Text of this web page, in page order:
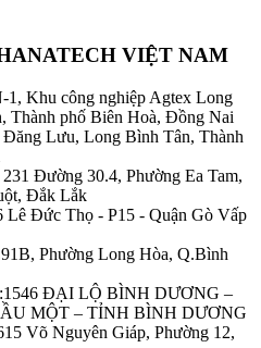
VIỆT NAM
1, Khu công nghiệp Agtex Long
Thành phố Biên Hoà, Đồng Nai
Đăng Lưu, Long Bình Tân, Thành
231 Đường 30.4, Phường Ea Tam,
Đắk Lắk
Lê Đức Thọ - P15 - Quận Gò Vấp
Phường Long Hòa, Q.Bình
:1546 ĐẠI LỘ BÌNH DƯƠNG –
MỘT – TỈNH BÌNH DƯƠNG
Võ Nguyên Giáp, Phường 12,